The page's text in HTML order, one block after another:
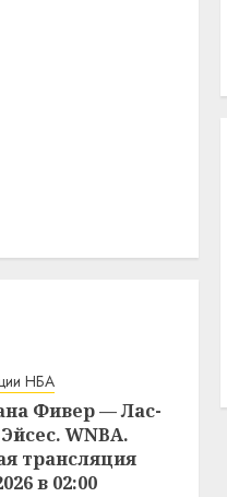
НБА
Фивер — Лас-
WNBA.
трансляция
в 02:00